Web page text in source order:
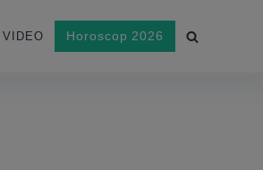
VIDEO Horoscop 2026